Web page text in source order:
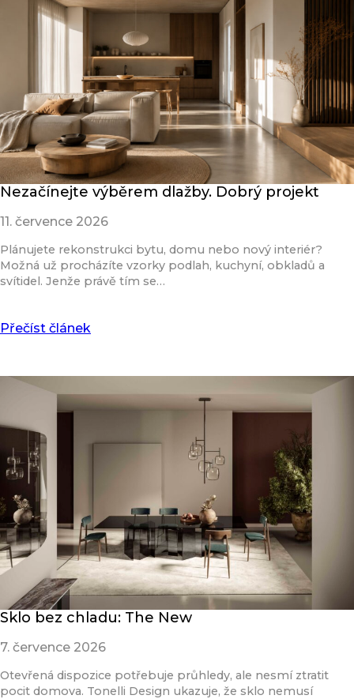
Nezačínejte výběrem dlažby. Dobrý projekt
11. července 2026
Plánujete rekonstrukci bytu, domu nebo nový interiér?
Možná už procházíte vzorky podlah, kuchyní, obkladů a
svítidel. Jenže právě tím se…
Přečíst článek
Sklo bez chladu: The New
7. července 2026
Otevřená dispozice potřebuje průhledy, ale nesmí ztratit
pocit domova. Tonelli Design ukazuje, že sklo nemusí